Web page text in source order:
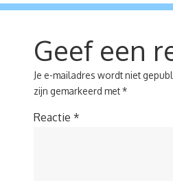
Geef een
Je e-mailadres wordt niet
zijn gemarkeerd met*
Reactie *